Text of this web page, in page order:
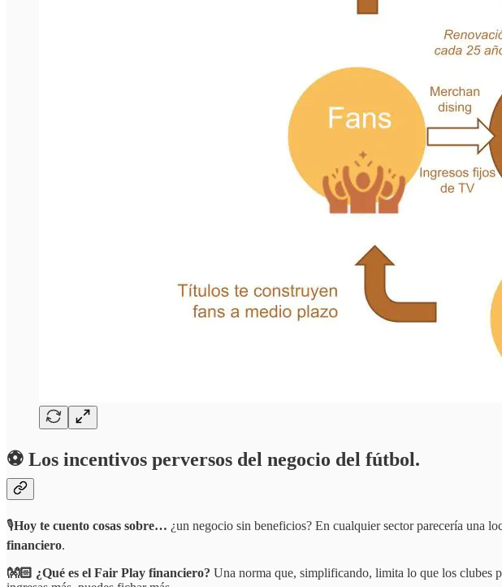
⚽ Los incentivos perversos del negocio del fútbol.
🎙️Hoy te cuento cosas sobre… ¿un negocio sin beneficios? En cualquier sector parecería una
financiero.
👐🏻 ¿Qué es el Fair Play financiero? Una norma que, simplificando, limita lo que los clubes